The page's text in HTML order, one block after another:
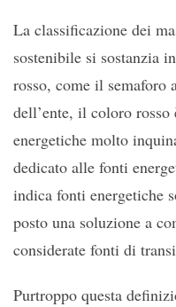
La classificazione dei
sostenibile si sostanzia
rosso, come il
dell’ente, il coloro
energetiche molto
dedicato alle fonti
indica fonti energetiche
posto una soluzione a
considerate fonti di
Purtroppo questa